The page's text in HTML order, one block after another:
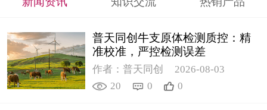
普天同创牛支原体检测质控：精
准校准，严控检测误差
作者：普天同创
2026-08-03
20
0 0